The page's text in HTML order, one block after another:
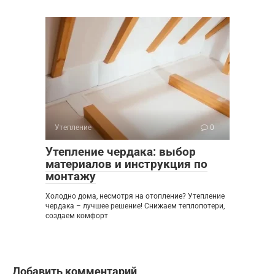
Утепление 0
Утепление чердака: выбор
материалов и инструкция по
монтажу
Холодно дома, несмотря на отопление? Утепление
чердака – лучшее решение! Снижаем теплопотери,
создаем комфорт